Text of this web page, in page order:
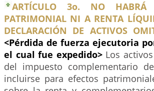
ARTÍCULO 3o. NO HABRÁ
PATRIMONIAL NI A RENTA
DECLARACIÓN DE ACTIVOS
<Pérdida de fuerza ejecutoria
el cual fue expedido> Los
del impuesto complementario
incluirse para efectos